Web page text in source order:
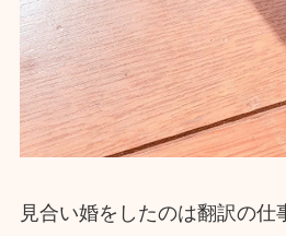
見合い婚をしたのは翻訳の仕